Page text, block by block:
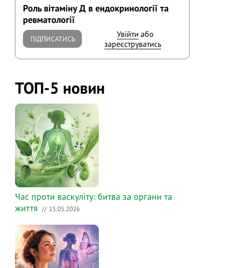
Роль вітаміну Д в ендокринології та
ревматології
ПІДПИСАТИСЬ Увійти або
зареєструватись
ТОП-5 новин
Час проти васкуліту: битва за органи та
життя // 15.05.2026